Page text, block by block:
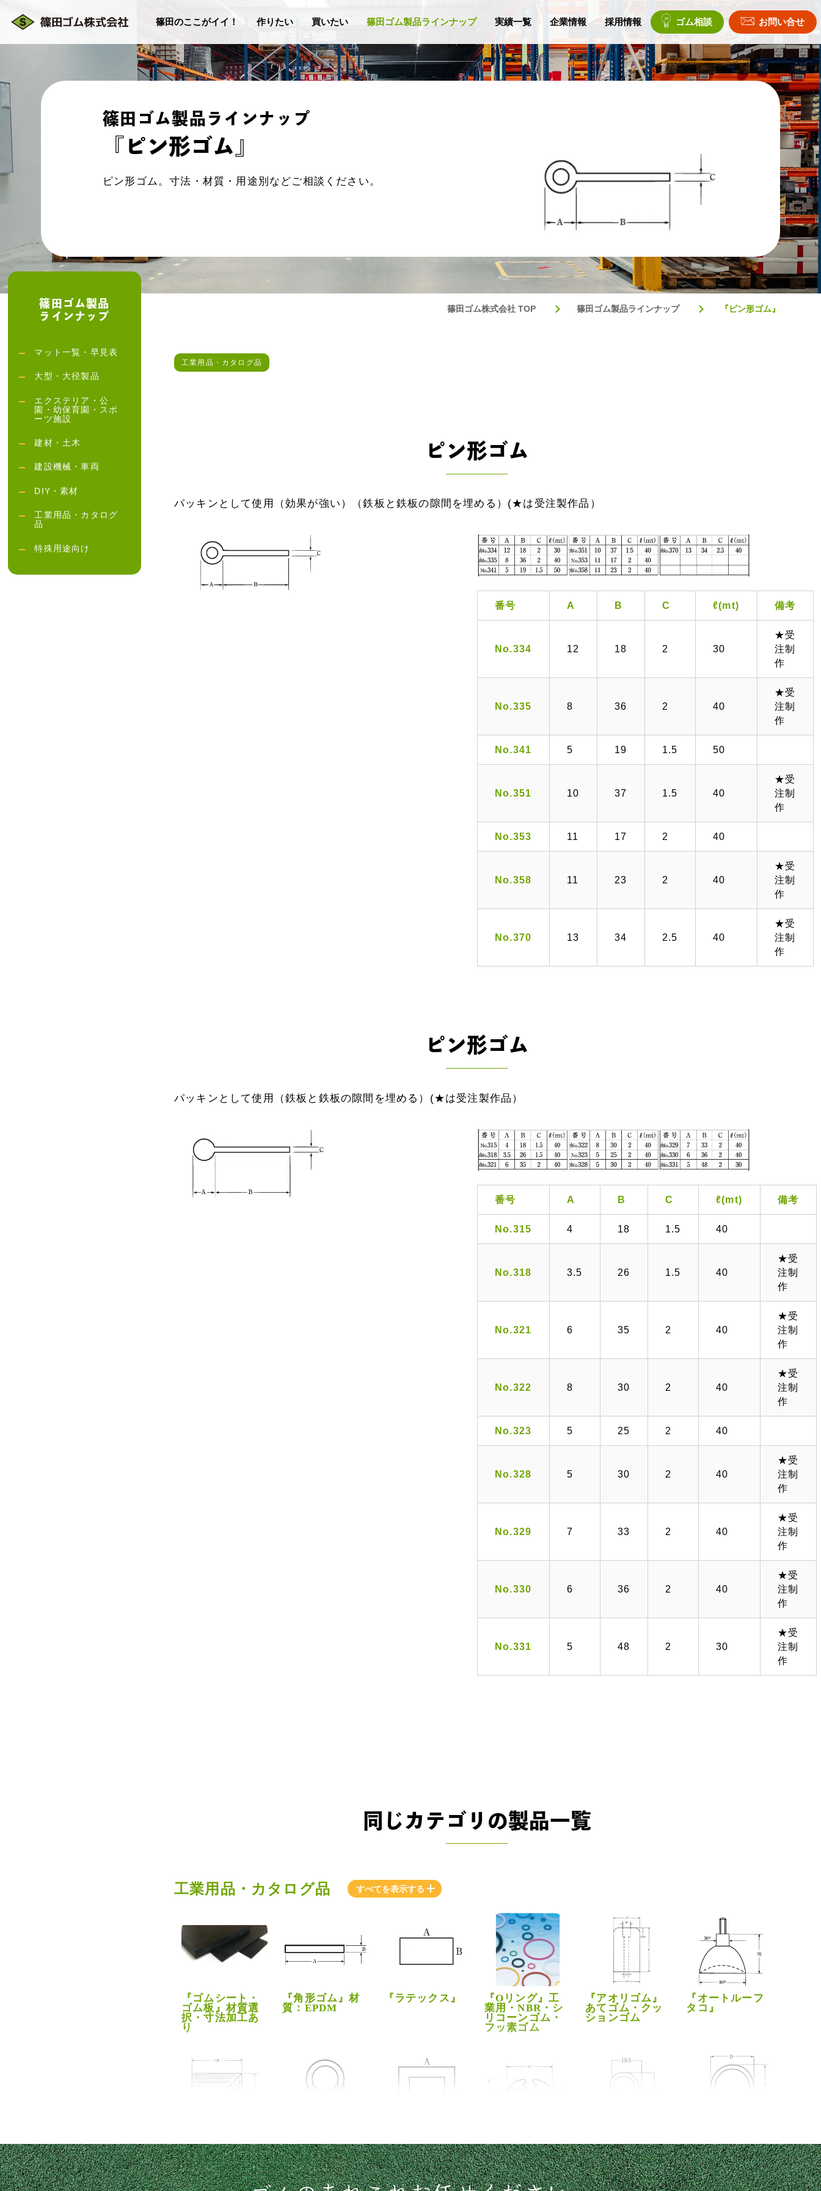
篠田のここがイイ！ 作りたい 買いたい 篠田ゴム製品ラインナップ 実績一覧 企業情報 採用情報 ゴム相談 お問い合せ
『ピン形ゴム』
篠田ゴム製品ラインナップ
ピン形ゴム。寸法・材質・用途別などご相談ください。
篠田ゴム株式会社 TOP 篠田ゴム製品ラインナップ 『ピン形ゴム』
工業用品・カタログ品
ピン形ゴム
パッキンとして使用（効果が強い）（鉄板と鉄板の隙間を埋める）(★は受注製作品）
番号 A B C ℓ(mt) 備考
No.334 12 18 2 30
★受
注制
作
No.335 8 36 2 40
★受
注制
作
No.341 5 19 1.5 50
No.351 10 37 1.5 40
★受
注制
作
No.353 11 17 2 40
No.358 11 23 2 40
★受
注制
作
No.370 13 34 2.5 40
★受
注制
作
ピン形ゴム
パッキンとして使用（鉄板と鉄板の隙間を埋める）(★は受注製作品）
番号 A B C ℓ(mt) 備考
No.315 4 18 1.5 40
No.318 3.5 26 1.5 40
★受
注制
作
No.321 6 35 2 40
★受
注制
作
No.322 8 30 2 40
★受
注制
作
No.323 5 25 2 40
No.328 5 30 2 40
★受
注制
作
No.329 7 33 2 40
★受
注制
作
No.330 6 36 2 40
★受
注制
作
No.331 5 48 2 30
★受
注制
作
同じカテゴリの製品一覧
工業用品・カタログ品 すべてを表示する
『ゴムシート・
ゴム板』材質選
択・寸法加工あ
り
『角形ゴム』材
質：EPDM
『ラテックス』
『Oリング』工
業用・NBR・シ
リコーンゴム・
フッ素ゴム
『アオリゴム』
あてゴム・クッ
ションゴム
『オートルーフ
タコ』
ト』保冷機用パ
ッキンとして
性なし
出スポンジ』材
質：クロロプレ
ン
枠ゴムパッキ
ン・Hゴム
ム』
ム』
篠田ゴム製品
ラインナップ
マット一覧・早見表
大型・大径製品
エクステリア・公
園・幼保育園・スポ
ーツ施設
建材・土木
建設機械・車両
DIY・素材
工業用品・カタログ
品
特殊用途向け